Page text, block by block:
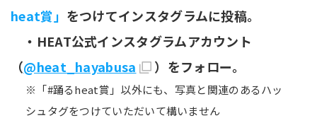
heat賞」 をつけてインスタグラムに投稿。
・HEAT公式インスタグラムアカウント
（@heat_hayabusa ）をフォロー。
※「#踊るheat賞」以外にも、写真と関連のあるハッ
シュタグをつけていただいて構いません